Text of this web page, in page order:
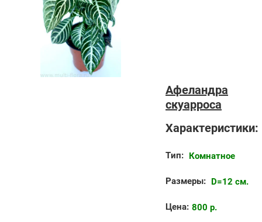
Афеландра
скуарроса
Характеристики:
Тип: Комнатное
Размеры: D=12 см.
Цена: 800 р.